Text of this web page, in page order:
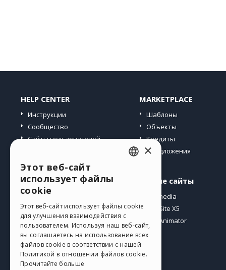
HELP CENTER
Инструкции
Сообщество
Сайты пользователей
MARKETPLACE
Шаблоны
Объекты
Кредиты
Предложения
Профиль
Мои посты
Мои лицензии
Загрузить
Веб-хостинг
Мои кредиты
Другие сайты
Incomedia
WebSite X5
WebAnimator
GERMAN
SPANISH
PORTUGUESE
POLISH
×
Этот веб-сайт
использует файлы
cookie
Этот веб-сайт использует файлы cookie
для улучшения взаимодействия с
пользователем. Используя наш веб-сайт,
вы соглашаетесь на использование всех
файлов cookie в соответствии с нашей
Политикой в ​​отношении файлов cookie.
Прочитайте больше